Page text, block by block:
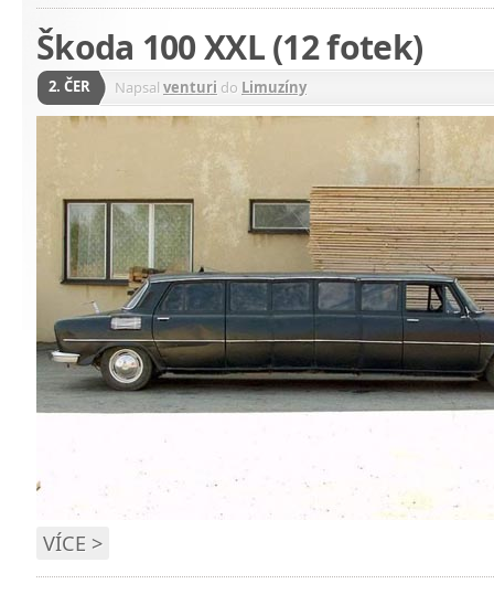
Škoda 100 XXL (12 fotek)
2. ČER Napsal venturi do Limuzíny
VÍCE >